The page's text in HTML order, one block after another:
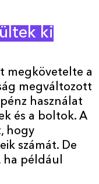
ki
megkövetelte a
megváltozott
használat
és a boltok. A
hogy
számát. De
ha például